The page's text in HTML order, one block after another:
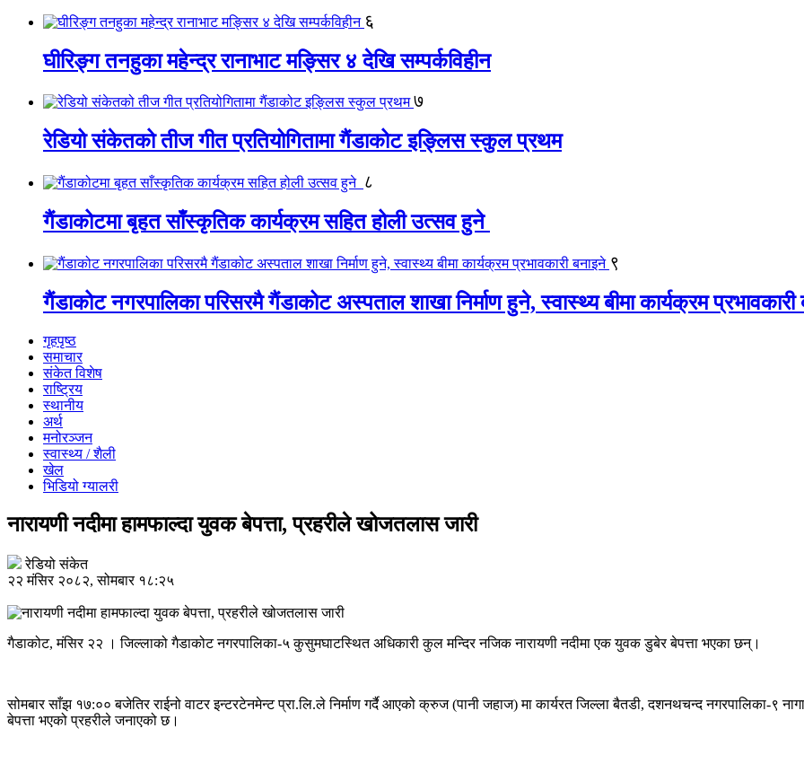
६
घीरिङ्ग तनहुका महेन्द्र रानाभाट मङ्सिर ४ देखि सम्पर्कविहीन
७
रेडियो संकेतको तीज गीत प्रतियोगितामा गैंडाकोट इङ्लिस स्कुल प्रथम
८
गैंडाकोटमा बृहत साँस्कृतिक कार्यक्रम सहित होली उत्सव हुने
९
गैंडाकोट नगरपालिका परिसरमै गैंडाकोट अस्पताल शाखा निर्माण हुने, स्वास्थ्य बीमा कार्यक्रम प्रभावकारी
गृहपृष्ठ
समाचार
संकेत विशेष
राष्ट्रिय
स्थानीय
अर्थ
मनोरञ्जन
स्वास्थ्य / शैली
खेल
भिडियो ग्यालरी
नारायणी नदीमा हामफाल्दा युवक बेपत्ता, प्रहरीले खोजतलास जारी
रेडियो संकेत
२२ मंसिर २०८२, सोमबार १८:२५
गैडाकोट, मंसिर २२ । जिल्लाको गैडाकोट नगरपालिका-५ कुसुमघाटस्थित अधिकारी कुल मन्दिर नजिक नारायणी नदीमा एक युवक डुबेर बेपत्ता भएका छन्।
सोमबार साँझ १७:०० बजेतिर राईनो वाटर इन्टरटेनमेन्ट प्रा.लि.ले निर्माण गर्दै आएको क्रुज (पानी जहाज) मा कार्यरत जिल्ला बैतडी, दशनथचन्द नगरपालिका-९
बेपत्ता भएको प्रहरीले जनाएको छ।